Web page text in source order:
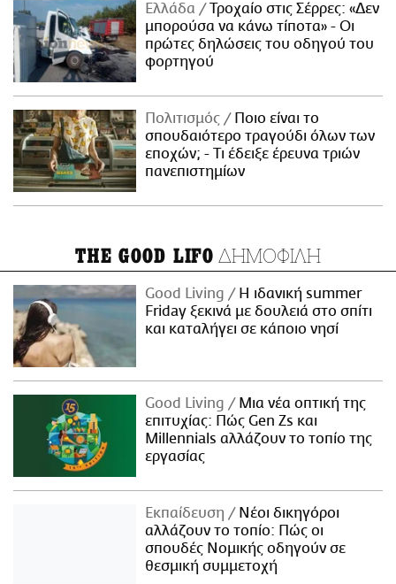
Ελλάδα
Τροχαίο στις Σέρρες: «Δεν
μπορούσα να κάνω τίποτα» - Οι
πρώτες δηλώσεις του οδηγού του
φορτηγού
Πολιτισμός
Ποιο είναι το
σπουδαιότερο τραγούδι όλων των
εποχών; - Τι έδειξε έρευνα τριών
πανεπιστημίων
THE GOOD LIFO ΔΗΜΟΦΙΛΗ
Good Living
Η ιδανική summer
Friday ξεκινά με δουλειά στο σπίτι
και καταλήγει σε κάποιο νησί
Good Living
Μια νέα οπτική της
επιτυχίας: Πώς Gen Zs και
Millennials αλλάζουν το τοπίο της
εργασίας
Εκπαίδευση
Νέοι δικηγόροι
αλλάζουν το τοπίο: Πώς οι
σπουδές Νομικής οδηγούν σε
θεσμική συμμετοχή